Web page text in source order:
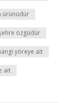
ürünüdür
özgüdür
yöreye ait
ait